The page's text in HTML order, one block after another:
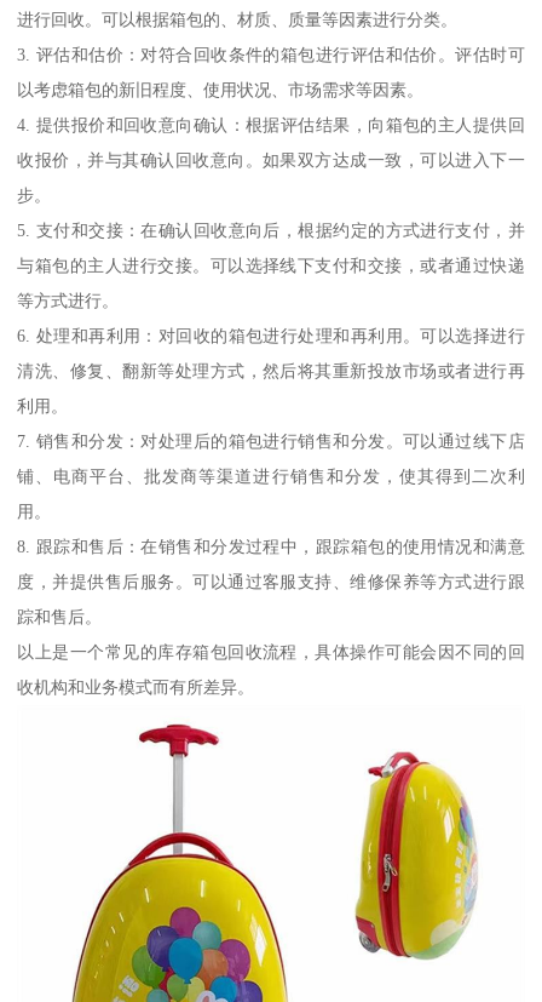
进行回收。可以根据箱包的、材质、质量等因素进行分类。
3. 评估和估价：对符合回收条件的箱包进行评估和估价。评估时可
以考虑箱包的新旧程度、使用状况、市场需求等因素。
4. 提供报价和回收意向确认：根据评估结果，向箱包的主人提供回
收报价，并与其确认回收意向。如果双方达成一致，可以进入下一
步。
5. 支付和交接：在确认回收意向后，根据约定的方式进行支付，并
与箱包的主人进行交接。可以选择线下支付和交接，或者通过快递
等方式进行。
6. 处理和再利用：对回收的箱包进行处理和再利用。可以选择进行
清洗、修复、翻新等处理方式，然后将其重新投放市场或者进行再
利用。
7. 销售和分发：对处理后的箱包进行销售和分发。可以通过线下店
铺、电商平台、批发商等渠道进行销售和分发，使其得到二次利
用。
8. 跟踪和售后：在销售和分发过程中，跟踪箱包的使用情况和满意
度，并提供售后服务。可以通过客服支持、维修保养等方式进行跟
踪和售后。
以上是一个常见的库存箱包回收流程，具体操作可能会因不同的回
收机构和业务模式而有所差异。